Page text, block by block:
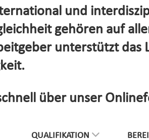
und
gehören auf
unterstützt das
über unser
QUALIFIKATION